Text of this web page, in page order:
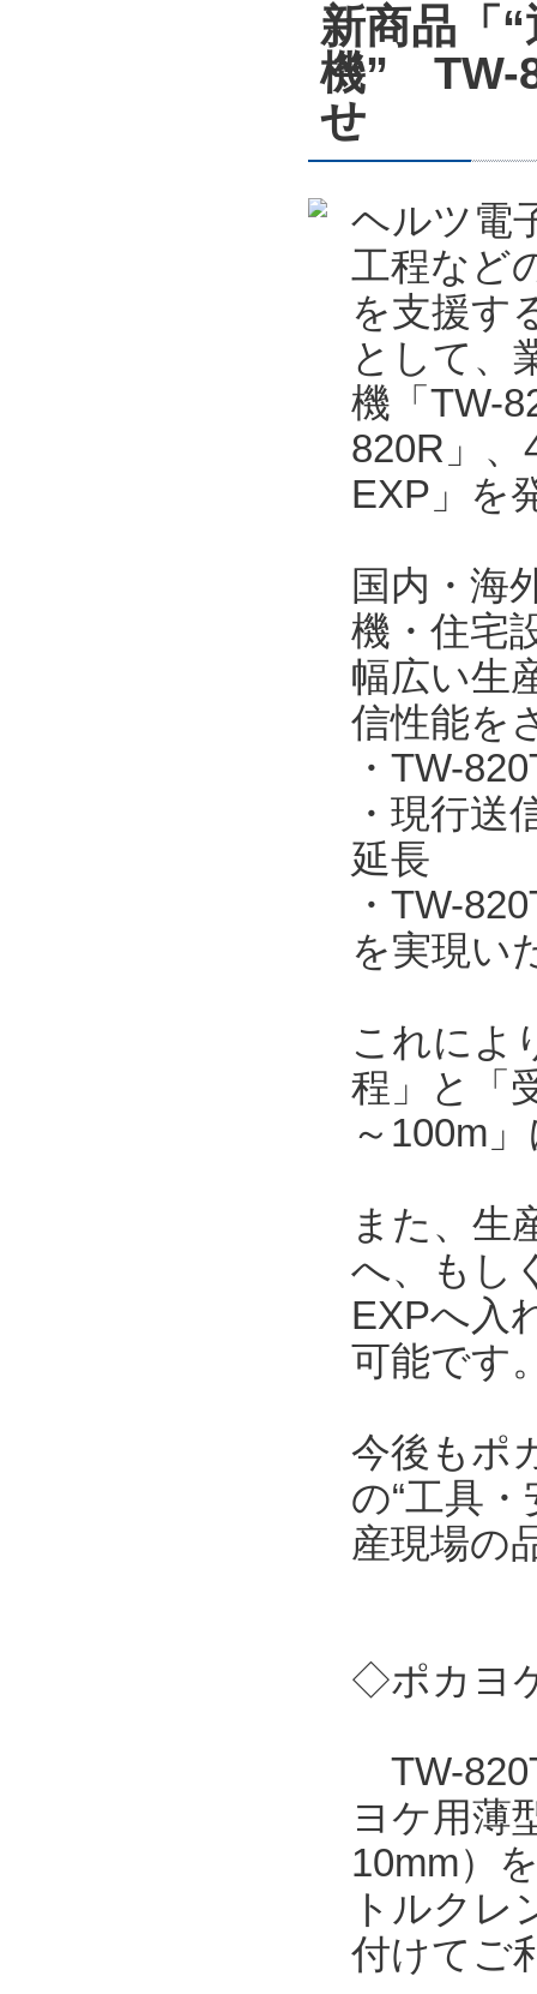
新商品「
機” TW-
せ
ヘルツ電
工程など
を支援す
として、
機「TW-
820R」
EXP」を
国内・海
機・住宅
幅広い生
信性能を
・TW-
・現行送
延長
・TW-
を実現い
これによ
程」と「
～100m
また、生
へ、もし
EXPへ入
可能です
今後もポ
の“工具
産現場の
◇ポカヨ
TW-
ヨケ用薄
10mm）
トルクレ
付けてご